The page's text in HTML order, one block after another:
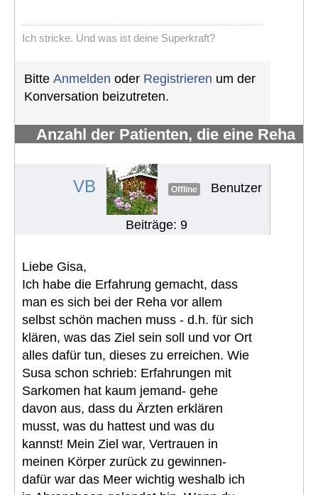
Ich stricke. Und was ist deine Superkraft?
Bitte Anmelden oder Registrieren um der
Konversation beizutreten.
Anzahl der Patienten, die eine Reha
VB Offline Benutzer
Beiträge: 9
Liebe Gisa,
Ich habe die Erfahrung gemacht, dass
man es sich bei der Reha vor allem
selbst schön machen muss - d.h. für sich
klären, was das Ziel sein soll und vor Ort
alles dafür tun, dieses zu erreichen. Wie
Susa schon schrieb: Erfahrungen mit
Sarkomen hat kaum jemand- gehe
davon aus, dass du Ärzten erklären
musst, was du hattest und was du
kannst! Mein Ziel war, Vertrauen in
meinen Körper zurück zu gewinnen-
dafür war das Meer wichtig weshalb ich